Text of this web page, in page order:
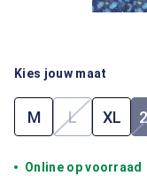
Kies jouw maat
M L(DezeXL
Online op voorraad